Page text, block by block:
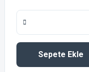
Sepete Ekle